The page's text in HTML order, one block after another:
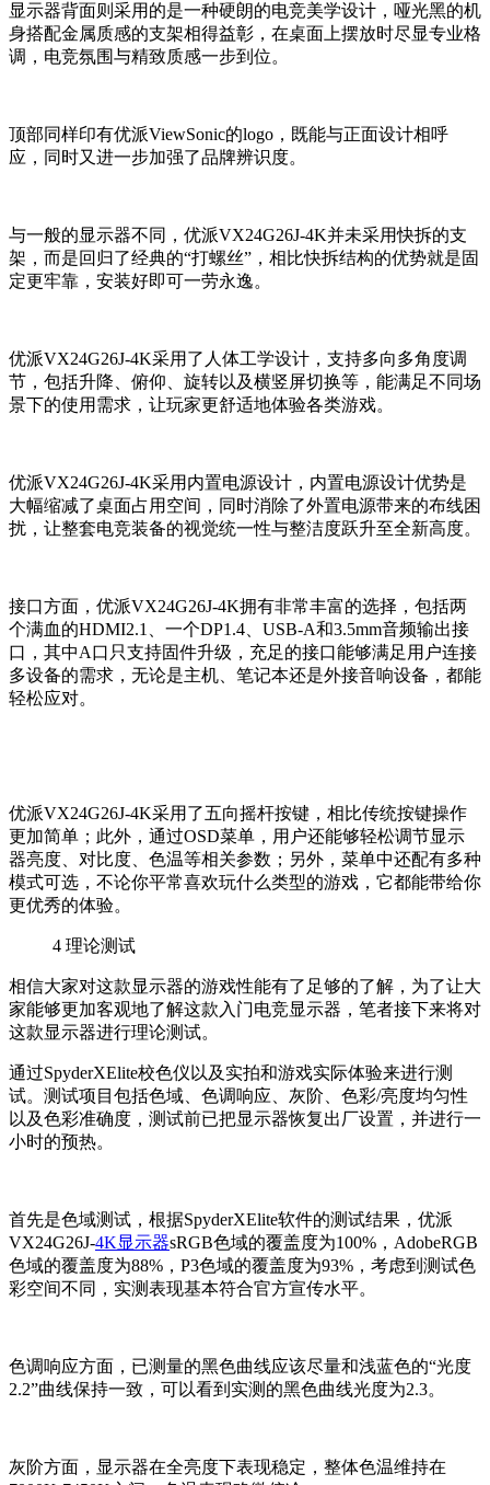
显示器背面则采用的是一种硬朗的电竞美学设计，哑光黑的机
身搭配金属质感的支架相得益彰，在桌面上摆放时尽显专业格
调，电竞氛围与精致质感一步到位。
顶部同样印有优派ViewSonic的logo，既能与正面设计相呼
应，同时又进一步加强了品牌辨识度。
与一般的显示器不同，优派VX24G26J-4K并未采用快拆的支
架，而是回归了经典的“打螺丝”，相比快拆结构的优势就是固
定更牢靠，安装好即可一劳永逸。
优派VX24G26J-4K采用了人体工学设计，支持多向多角度调
节，包括升降、俯仰、旋转以及横竖屏切换等，能满足不同场
景下的使用需求，让玩家更舒适地体验各类游戏。
优派VX24G26J-4K采用内置电源设计，内置电源设计优势是
大幅缩减了桌面占用空间，同时消除了外置电源带来的布线困
扰，让整套电竞装备的视觉统一性与整洁度跃升至全新高度。
接口方面，优派VX24G26J-4K拥有非常丰富的选择，包括两
个满血的HDMI2.1、一个DP1.4、USB-A和3.5mm音频输出接
口，其中A口只支持固件升级，充足的接口能够满足用户连接
多设备的需求，无论是主机、笔记本还是外接音响设备，都能
轻松应对。
优派VX24G26J-4K采用了五向摇杆按键，相比传统按键操作
更加简单；此外，通过OSD菜单，用户还能够轻松调节显示
器亮度、对比度、色温等相关参数；另外，菜单中还配有多种
模式可选，不论你平常喜欢玩什么类型的游戏，它都能带给你
更优秀的体验。
4 理论测试
相信大家对这款显示器的游戏性能有了足够的了解，为了让大
家能够更加客观地了解这款入门电竞显示器，笔者接下来将对
这款显示器进行理论测试。
通过SpyderXElite校色仪以及实拍和游戏实际体验来进行测
试。测试项目包括色域、色调响应、灰阶、色彩/亮度均匀性
以及色彩准确度，测试前已把显示器恢复出厂设置，并进行一
小时的预热。
首先是色域测试，根据SpyderXElite软件的测试结果，优派
VX24G26J-4K显示器sRGB色域的覆盖度为100%，AdobeRGB
色域的覆盖度为88%，P3色域的覆盖度为93%，考虑到测试色
彩空间不同，实测表现基本符合官方宣传水平。
色调响应方面，已测量的黑色曲线应该尽量和浅蓝色的“光度
2.2”曲线保持一致，可以看到实测的黑色曲线光度为2.3。
灰阶方面，显示器在全亮度下表现稳定，整体色温维持在